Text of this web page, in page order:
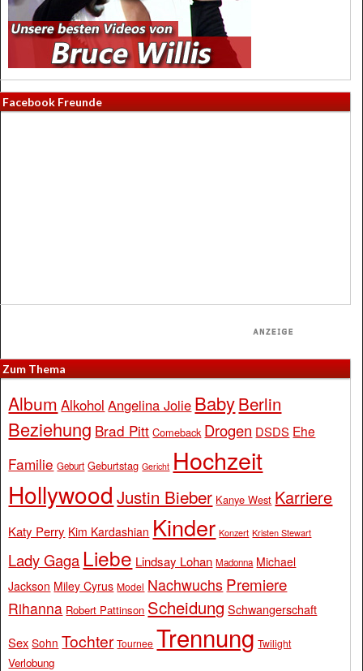
Facebook Freunde
Zum Thema
Album Alkohol Angelina Jolie BabyBerlin
Beziehung Brad Pitt Comeback Drogen DSDS Ehe
Familie Geburt Geburtstag Gericht Hochzeit
Hollywood Justin Bieber Kanye West Karriere
Katy Perry Kim Kardashian Kinder Konzert Kristen Stewart
Lady Gaga Liebe Lindsay Lohan Madonna Michael
Jackson Miley Cyrus Model Nachwuchs Premiere
Rihanna Robert Pattinson Scheidung Schwangerschaft
Sex Sohn Tochter Tournee Trennung Twilight
Verlobung